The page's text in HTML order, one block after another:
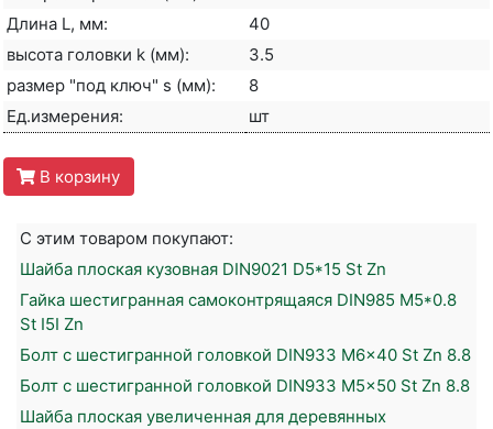
Длина L, мм:
40
высота головки k (мм):
3.5
размер "под ключ" s (мм):
8
Ед.измерения:
шт
В корзину
С этим товаром покупают:
Шайба плоская кузовная DIN9021 D5*15 St Zn
Гайка шестигранная самоконтрящаяся DIN985 M5*0.8
St I5I Zn
Болт с шестигранной головкой DIN933 M6x40 St Zn 8.8
Болт с шестигранной головкой DIN933 M5x50 St Zn 8.8
Шайба плоская увеличенная для деревянных